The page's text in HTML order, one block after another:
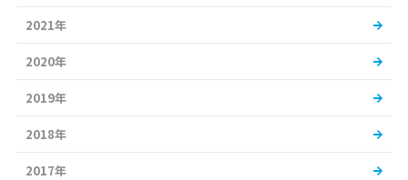
2021年
2020年
2019年
2018年
2017年